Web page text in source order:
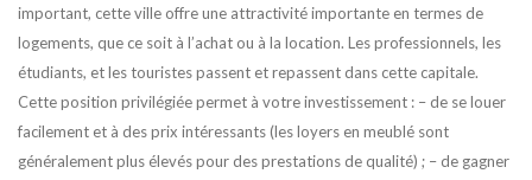
important, cette ville offre une attractivité importante en termes de
logements, que ce soit à l’achat ou à la location. Les professionnels, les
étudiants, et les touristes passent et repassent dans cette capitale.
Cette position privilégiée permet à votre investissement : – de se louer
facilement et à des prix intéressants (les loyers en meublé sont
généralement plus élevés pour des prestations de qualité) ; – de gagner